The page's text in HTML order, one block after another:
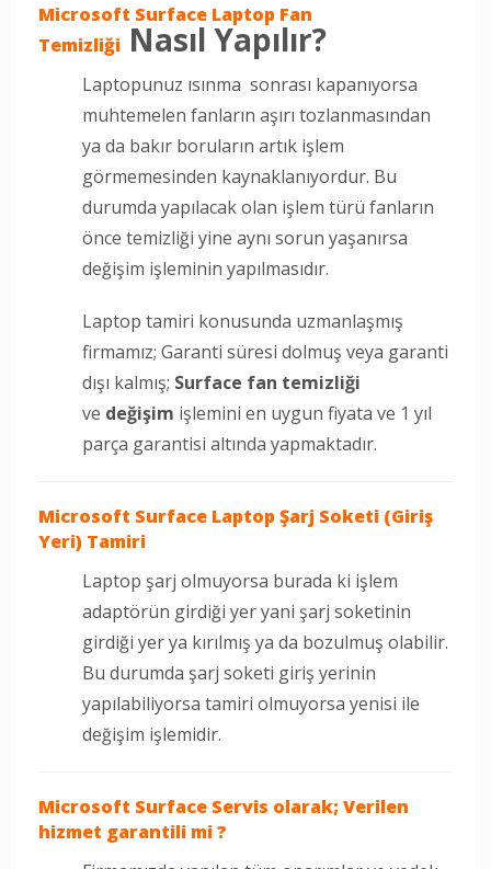
Microsoft Surface Laptop Fan
Temizliği Nasıl Yapılır?
Laptopunuz ısınma sonrası kapanıyorsa
muhtemelen fanların aşırı tozlanmasından
ya da bakır boruların artık işlem
görmemesinden kaynaklanıyordur. Bu
durumda yapılacak olan işlem türü fanların
önce temizliği yine aynı sorun yaşanırsa
değişim işleminin yapılmasıdır.
Laptop tamiri konusunda uzmanlaşmış
firmamız; Garanti süresi dolmuş veya garanti
dışı kalmış; Surface fan temizliği
ve değişim işlemini en uygun fiyata ve 1 yıl
parça garantisi altında yapmaktadır.
Microsoft Surface Laptop Şarj Soketi (Giriş
Yeri) Tamiri
Laptop şarj olmuyorsa burada ki işlem
adaptörün girdiği yer yani şarj soketinin
girdiği yer ya kırılmış ya da bozulmuş olabilir.
Bu durumda şarj soketi giriş yerinin
yapılabiliyorsa tamiri olmuyorsa yenisi ile
değişim işlemidir.
Microsoft Surface Servis olarak; Verilen
hizmet garantili mi ?